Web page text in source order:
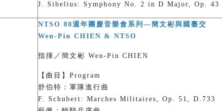
J. Sibelius: Symphony No. 2 in D Major, Op. 43
NTSO 80週年團慶音樂會系列—簡文彬與國臺交
Wen-Pin CHIEN & NTSO
指揮／簡文彬 Wen-Pin CHIEN
【曲目】Program
舒伯特：軍隊進行曲
F. Schubert: Marches Militaires, Op. 51, D.733